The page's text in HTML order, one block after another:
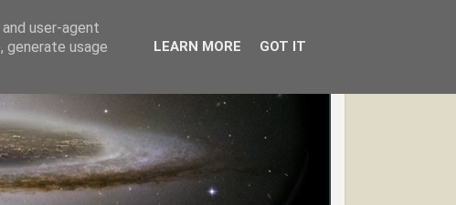
user-agent
generate usage
LEARN MORE GOT IT